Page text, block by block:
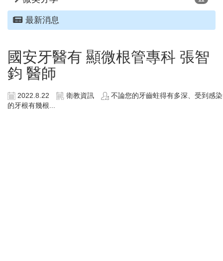
最新消息
國安牙醫有 顯微根管專科 張智
鈞 醫師
2022.8.22 衛教資訊
不論您的牙齒蛀得有多深、受到感染
的牙根有幾根...